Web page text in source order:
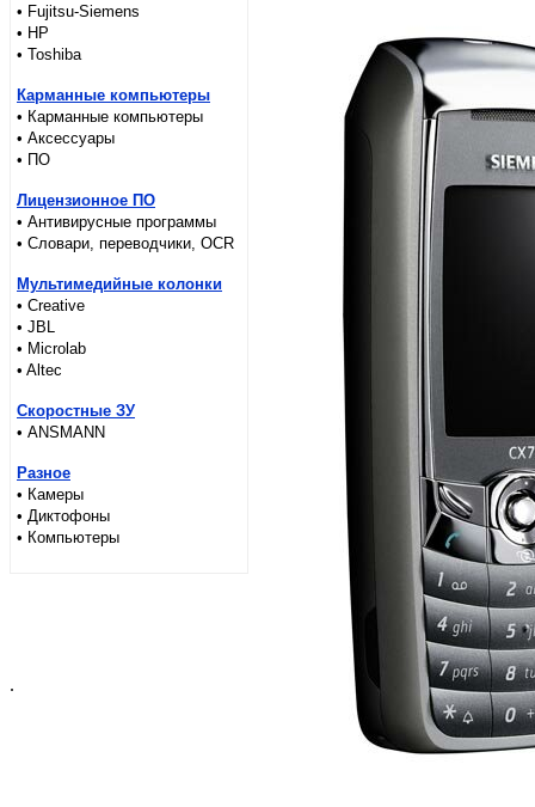
• Fujitsu-Siemens
• HP
• Toshiba
Карманные компьютеры
• Карманные компьютеры
• Аксессуары
• ПО
Лицензионное ПО
• Антивирусные программы
• Словари, переводчики, OCR
Мультимедийные колонки
• Creative
• JBL
• Microlab
• Altec
Скоростные ЗУ
• ANSMANN
Разное
• Камеры
• Диктофоны
• Компьютеры
.